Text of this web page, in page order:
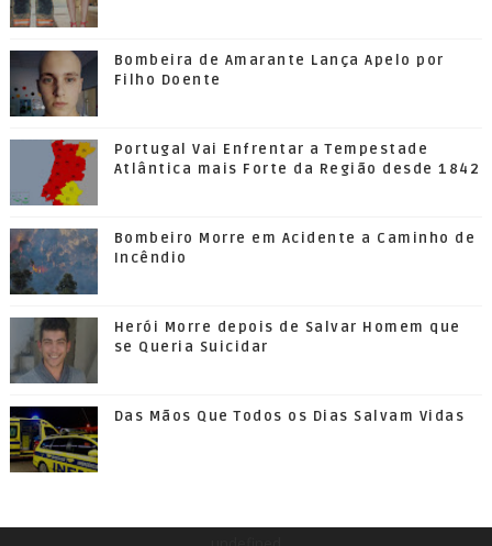
Bombeira de Amarante Lança Apelo por
Filho Doente
Portugal Vai Enfrentar a Tempestade
Atlântica mais Forte da Região desde 1842
Bombeiro Morre em Acidente a Caminho de
Incêndio
Herói Morre depois de Salvar Homem que
se Queria Suicidar
Das Mãos Que Todos os Dias Salvam Vidas